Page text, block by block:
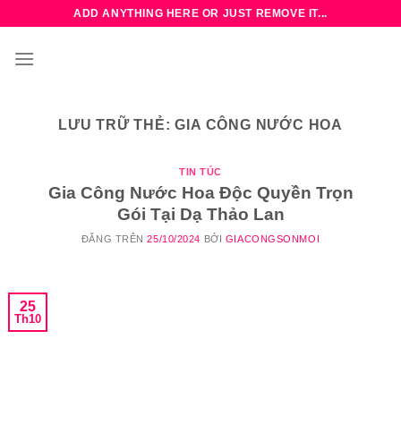
nội
ADD ANYTHING HERE OR JUST REMOVE IT...
LƯU TRỮ THẺ:GIA CÔNG NƯỚC HOA
TIN TÚC
Gia Công Nước Hoa Độc Quyền Trọn
Gói Tại Dạ Thảo Lan
ĐĂNG TRÊN25/10/2024 BỞI GIACONGSONMOI
25
Th10